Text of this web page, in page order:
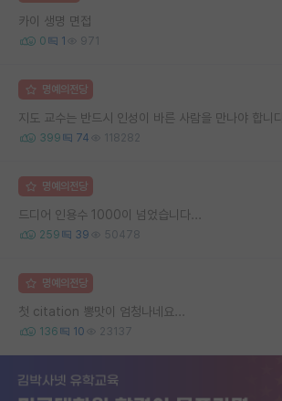
카이 생명 면접
0 1 971
명예의전당
지도 교수는 반드시 인성이 바른 사람을 만나야 합니다.
399 74 118282
명예의전당
드디어 인용수 1000이 넘었습니다...
259 39 50478
명예의전당
첫 citation 뽕맛이 엄청나네요...
136 10 23137